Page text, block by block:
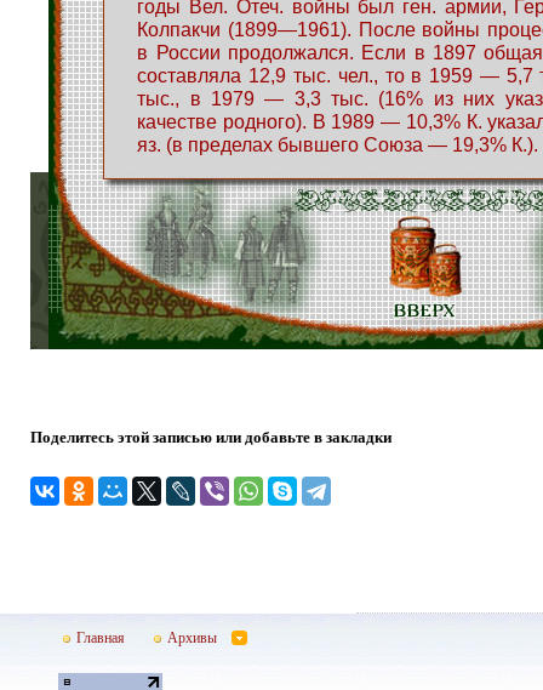
годы Вел. Отеч. войны был ген. армии,
Колпакчи (1899—1961). После войны
в России продолжался. Если в 1897
составляла 12,9 тыс. чел., то в 1959 —
тыс., в 1979 — 3,3 тыс. (16% из них
качестве родного). В 1989 — 10,3% К.
яз. (в пределах бывшего Союза — 19,3% К.).
Поделитесь этой записью или добавьте в закладки
Главная Архивы